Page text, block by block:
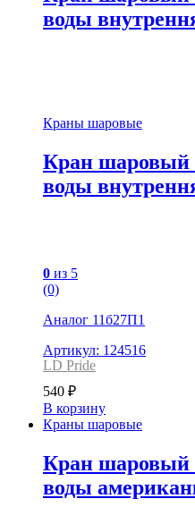
воды
Краны шаровые
Кран шаровый
воды
0 из 5
(0)
Аналог 11б27П1
Артикул: 124516
LD Pride
540 ₽
В корзину
Краны шаровые
Кран шаровый
воды